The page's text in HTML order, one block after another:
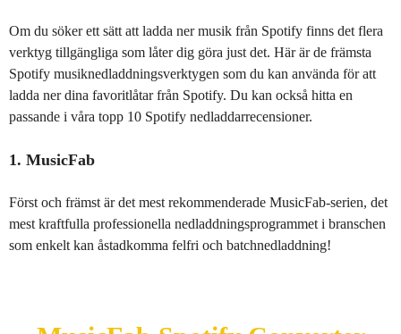
Om du söker ett sätt att ladda ner musik från Spotify finns det flera
verktyg tillgängliga som låter dig göra just det. Här är de främsta
Spotify musiknedladdningsverktygen som du kan använda för att
ladda ner dina favoritlåtar från Spotify. Du kan också hitta en
passande i våra topp 10 Spotify nedladdarrecensioner.
1. MusicFab
Först och främst är det mest rekommenderade MusicFab-serien, det
mest kraftfulla professionella nedladdningsprogrammet i branschen
som enkelt kan åstadkomma felfri och batchnedladdning!